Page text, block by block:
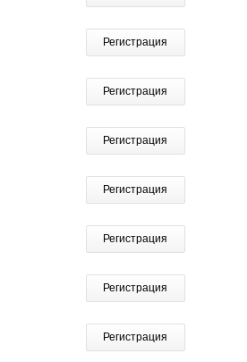
Регистрация
Регистрация
Регистрация
Регистрация
Регистрация
Регистрация
Регистрация